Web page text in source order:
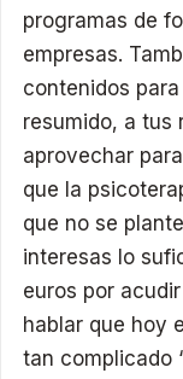
programas de
empresas.
contenidos
resumido, a tus
aprovechar
que la
que no se
interesas lo
euros por
hablar que hoy
tan complicado